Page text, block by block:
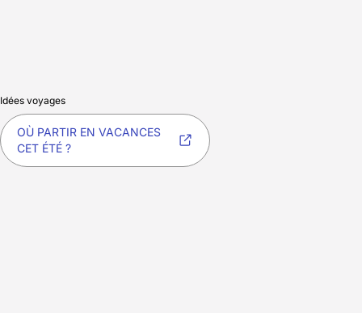
Idées voyages
OÙ PARTIR EN VACANCES
CET ÉTÉ ?